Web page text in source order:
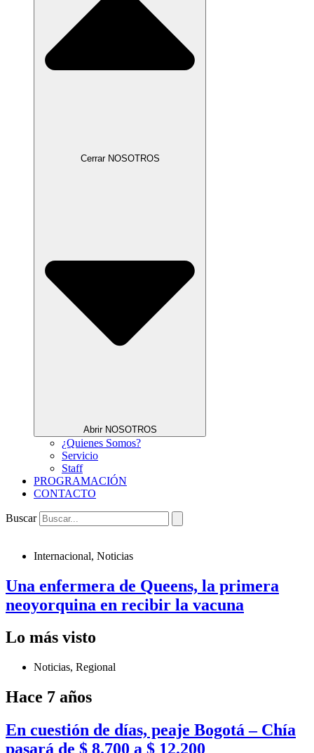
Cerrar NOSOTROS
Abrir NOSOTROS
¿Quienes Somos?
Servicio
Staff
PROGRAMACIÓN
CONTACTO
Buscar
Internacional, Noticias
Una enfermera de Queens, la primera
neoyorquina en recibir la vacuna
Lo más visto
Noticias, Regional
Hace 7 años
En cuestión de días, peaje Bogotá – Chía
pasará de $ 8.700 a $ 12.200